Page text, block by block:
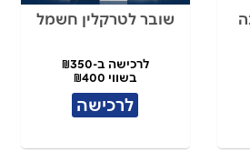
שובר לטרקלין חשמל
לרכישה ב-₪350
בשווי ₪400
לרכישה